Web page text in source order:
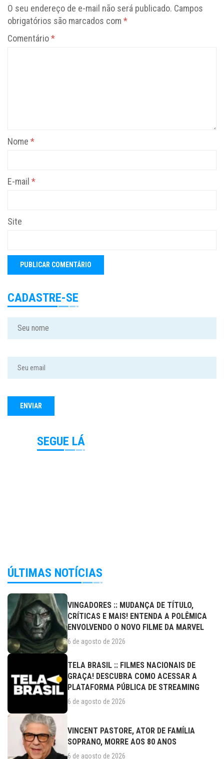
O seu endereço de e-mail não será publicado. Campos
obrigatórios são marcados com *
Comentário*
Nome *
E-mail *
Site
CADASTRE-SE
SEGUE LÁ
ÚLTIMAS NOTÍCIAS
VINGADORES :: MUDANÇA DE TÍTULO,
CRÍTICAS E MAIS! ENTENDA A POLÊMICA
ENVOLVENDO O NOVO FILME DA MARVEL
6 de agosto de 2026
TELA BRASIL :: FILMES NACIONAIS DE
GRAÇA! DESCUBRA COMO ACESSAR A
PLATAFORMA PÚBLICA DE STREAMING
6 de agosto de 2026
VINCENT PASTORE, ATOR DE FAMÍLIA
SOPRANO, MORRE AOS 80 ANOS
6 de agosto de 2026